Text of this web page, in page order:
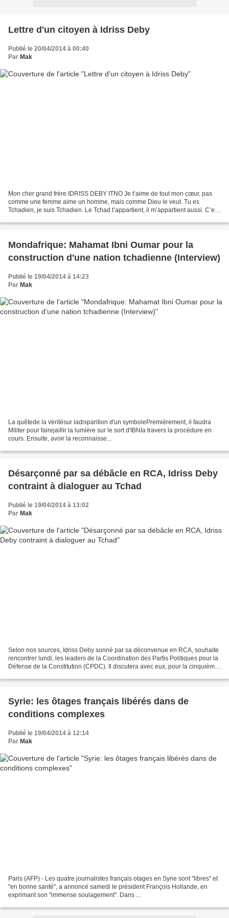
Lettre d'un citoyen à Idriss Deby
Publié le 20/04/2014 à 00:40
Par Mak
Mon cher grand frère IDRISS DEBY ITNO Je t’aime de tout mon cœur, pas
comme une femme aime un homme, mais comme Dieu le veut. Tu es
Tchadien, je suis Tchadien. Le Tchad t’appartient, il m’appartient aussi. C’est
Mondafrique: Mahamat Ibni Oumar pour la
construction d'une nation tchadienne (Interview)
Publié le 19/04/2014 à 14:23
Par Mak
La quêtede la véritésur ladisparition d'un symbolePremièrement, il faudra
Militer pour fairejaillir la lumière sur le sort d'IBNIa travers la procédure en
cours. Ensuite, avoir la reconnaisse...
Désarçonné par sa débâcle en RCA, Idriss Deby
contraint à dialoguer au Tchad
Publié le 19/04/2014 à 13:02
Par Mak
Selon nos sources, Idriss Deby sonné par sa déconvenue en RCA, souhaite
rencontrer lundi, les leaders de la Coordination des Partis Politiques pour la
Défense de la Constitution (CPDC). Il discutera avec eux, pour la cinquième
Syrie: les ôtages français libérés dans de
conditions complexes
Publié le 19/04/2014 à 12:14
Par Mak
Paris (AFP) - Les quatre journalistes français otages en Syrie sont "libres" et
"en bonne santé", a annoncé samedi le président François Hollande, en
exprimant son "immense soulagement". Dans ...